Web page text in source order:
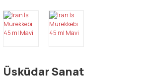
Üsküdar Sanat